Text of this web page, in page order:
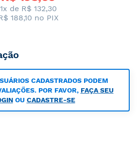
1x de R$ 132,30
188,10 no PIX
CADASTRADOS PODEM
POR FAVOR, FAÇA SEU
OU CADASTRE-SE